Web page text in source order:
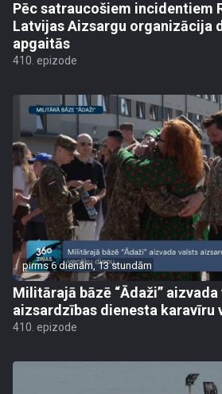
Pēc satraucošiem incidentiem
Latvijas Aizsargu organizācija
apgaitās
410. epizode
pirms 6 dienām, 13 stundām
Militārajā bāzē “Ādaži”
aizsardzības dienesta karavīru
410. epizode